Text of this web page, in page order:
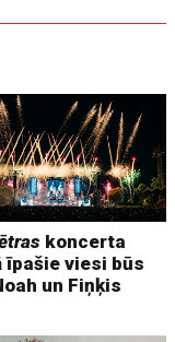
koncerta
īpašie viesi būs
un Fiņķis